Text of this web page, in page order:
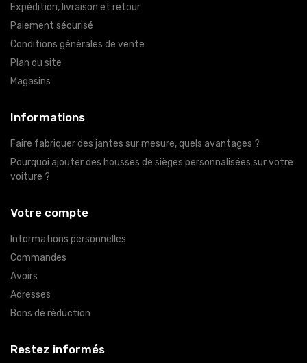
Expédition, livraison et retour
Paiement sécurisé
Conditions générales de vente
Plan du site
Magasins
Informations
Faire fabriquer des jantes sur mesure, quels avantages ?
Pourquoi ajouter des housses de sièges personnalisées sur votre
voiture ?
Votre compte
Informations personnelles
Commandes
Avoirs
Adresses
Bons de réduction
Restez informés